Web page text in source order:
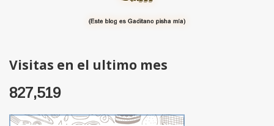
Visitas en el ultimo mes
827,519